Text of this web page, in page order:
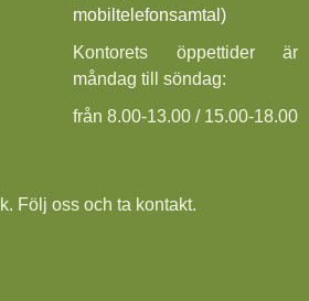
mobiltelefonsamtal)
Kontorets öppettider är
måndag till söndag:
från 8.00-13.00 / 15.00-18.00
Följ oss och ta kontakt.